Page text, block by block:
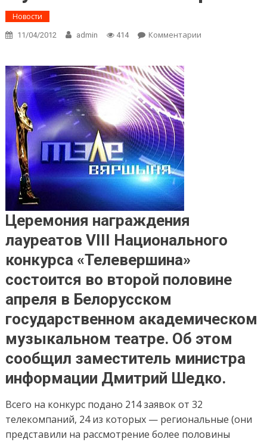
Новости
11/04/2012 admin 414 Комментарии
Церемония награждения
лауреатов VIII Национального
конкурса «Телевершина»
состоится во второй половине
апреля в Белорусском
государственном академическом
музыкальном театре. Об этом
сообщил заместитель министра
информации Дмитрий Шедко.
Всего на конкурс подано 214 заявок от 32
телекомпаний, 24 из которых — региональные (они
представили на рассмотрение более половины